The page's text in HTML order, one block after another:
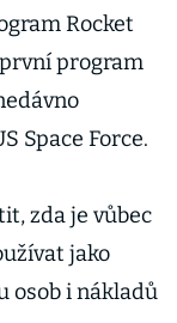
Rocket
první program
Space Force.
zda je vůbec
jako
osob i nákladů